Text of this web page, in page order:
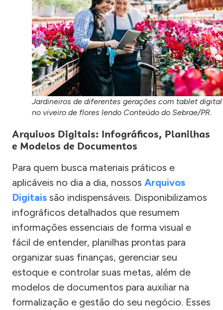
Jardineiros de diferentes gerações com tablet digital
no viveiro de flores lendo Conteúdo do Sebrae/PR.
Arquivos Digitais: Infográficos, Planilhas
e Modelos de Documentos
Para quem busca materiais práticos e
aplicáveis no dia a dia, nossos Arquivos
Digitais são indispensáveis. Disponibilizamos
infográficos detalhados que resumem
informações essenciais de forma visual e
fácil de entender, planilhas prontas para
organizar suas finanças, gerenciar seu
estoque e controlar suas metas, além de
modelos de documentos para auxiliar na
formalização e gestão do seu negócio. Esses